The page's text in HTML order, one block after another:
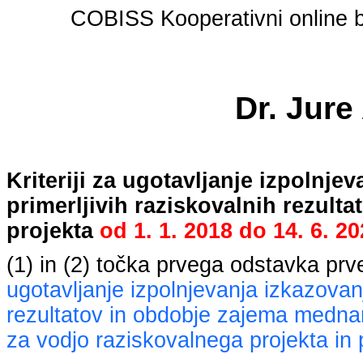
COBISS Kooperativni online
Dr.
Kriteriji za ugotavljanje
primerljivih raziskovalnih
projekta od 1. 1. 2018 do 14. 6.
(1) in (2) točka prvega odstavka
ugotavljanje izpolnjevanja
rezultatov in obdobje zajema
za vodjo raziskovalnega projekta in